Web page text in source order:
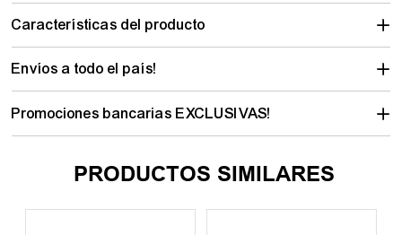
Características del producto
Envíos a todo el país!
Promociones bancarias EXCLUSIVAS!
PRODUCTOS SIMILARES